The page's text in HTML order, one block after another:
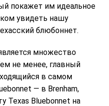
покажет им идеальное
увидеть нашу
блюбоннет.
множество
не менее, главный
в самом
— в Brenham,
Texas Bluebonnet на